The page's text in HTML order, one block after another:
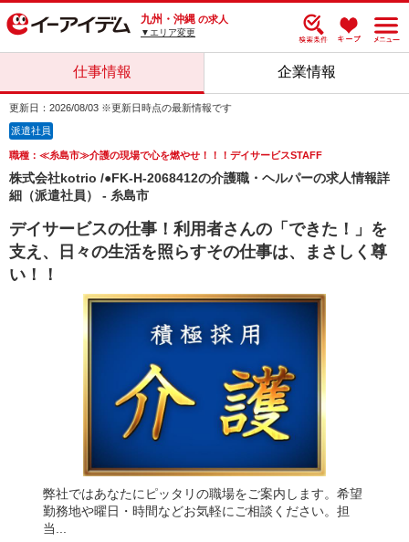
九州・沖縄 の求人
▼エリア変更
仕事情報 企業情報
更新日：2026/08/03 ※更新日時点の最新情報です
派遣社員
職種：≪糸島市≫介護の現場で心を燃やせ！！！デイサービスSTAFF
株式会社kotrio /●FK-H-2068412の介護職・ヘルパーの求人情報詳
細（派遣社員） - 糸島市
デイサービスの仕事！利用者さんの「できた！」を
支え、日々の生活を照らすその仕事は、まさしく尊
い！！
弊社ではあなたにピッタリの職場をご案内します。希望
勤務地や曜日・時間などお気軽にご相談ください。担
当...